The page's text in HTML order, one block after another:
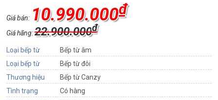
Giá bán: 10.990.000₫
Giá hãng:22.900.000₫
Loại bếp từ
Bếp từ âm
Loại bếp từ
Bếp từ đôi
Thương hiệu
Bếp từ Canzy
Tình trạng
Có hàng